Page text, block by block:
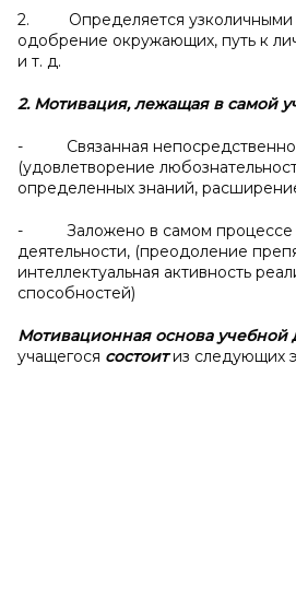
2. Определяется узколичными
одобрение окружающих, путь к
и т. д.
2. Мотивация, лежащая в самой
- Связанная непосредственно
(удовлетворение
определенных знаний,
- Заложено в самом процессе
деятельности, (преодоление
интеллектуальная активность
способностей)
Мотивационная основа учебной
учащегося состоитиз следующих